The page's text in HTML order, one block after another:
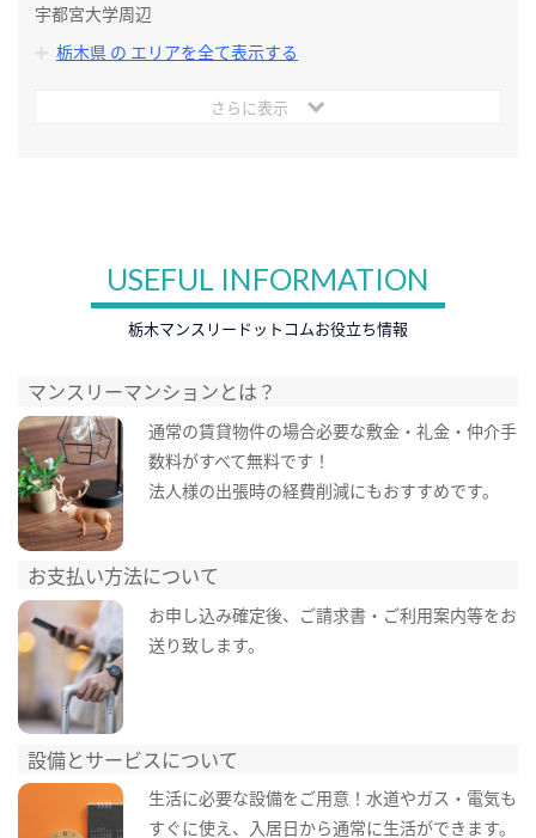
宇都宮大学周辺
栃木県 の エリアを全て表示する
さらに表示
USEFUL INFORMATION
栃木マンスリードットコムお役立ち情報
マンスリーマンションとは？
通常の賃貸物件の場合必要な敷金・礼金・仲介手
数料がすべて無料です！
法人様の出張時の経費削減にもおすすめです。
お支払い方法について
お申し込み確定後、ご請求書・ご利用案内等をお
送り致します。
設備とサービスについて
生活に必要な設備をご用意！水道やガス・電気も
すぐに使え、入居日から通常に生活ができます。